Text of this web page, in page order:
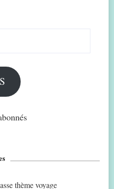
thème voyage